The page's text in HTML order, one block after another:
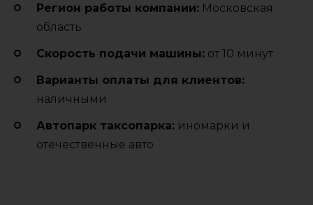
Регион работы компании: Московская
область
Cкорость подачи машины: от 10 минут
Варианты оплаты для клиентов:
наличными
Автопарк таксопарка: иномарки и
отечественные авто